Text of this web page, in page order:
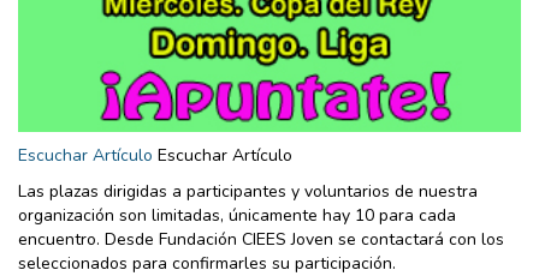
Escuchar Artículo Escuchar Artículo
Las plazas dirigidas a participantes y voluntarios de nuestra
organización son limitadas, únicamente hay 10 para cada
encuentro. Desde Fundación CIEES Joven se contactará con los
seleccionados para confirmarles su participación.